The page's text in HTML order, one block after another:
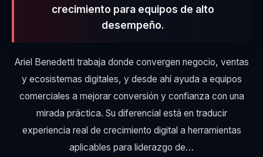
crecimiento para equipos de alto
desempeño.
Ariel Benedetti trabaja donde convergen negocio, ventas
y ecosistemas digitales, y desde ahí ayuda a equipos
comerciales a mejorar conversión y confianza con una
mirada práctica. Su diferencial está en traducir
experiencia real de crecimiento digital a herramientas
aplicables para liderazgo de…